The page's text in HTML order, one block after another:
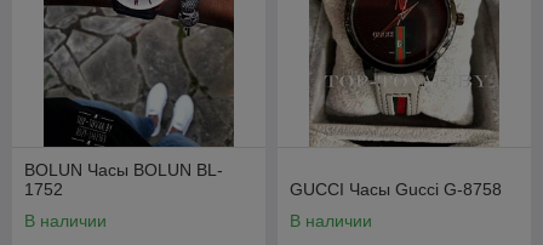
BOLUN Часы BOLUN BL-
1752
В наличии
GUCCI Часы Gucci G-8758
В наличии